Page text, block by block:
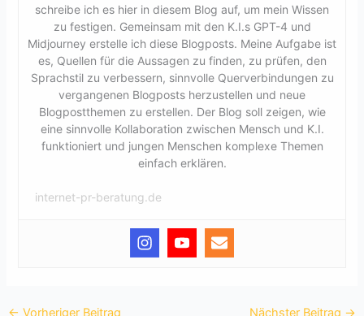
schreibe ich es hier in diesem Blog auf, um mein Wissen
zu festigen. Gemeinsam mit den K.I.s GPT-4 und
Midjourney erstelle ich diese Blogposts. Meine Aufgabe ist
es, Quellen für die Aussagen zu finden, zu prüfen, den
Sprachstil zu verbessern, sinnvolle Querverbindungen zu
vergangenen Blogposts herzustellen und neue
Blogpostthemen zu erstellen. Der Blog soll zeigen, wie
eine sinnvolle Kollaboration zwischen Mensch und K.I.
funktioniert und jungen Menschen komplexe Themen
einfach erklären.
internet-pr-beratung.de
← Vorheriger Beitrag Nächster Beitrag →